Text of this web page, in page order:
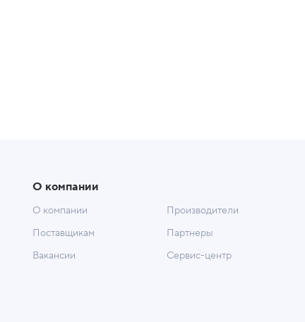
О компании
О компании
Поставщикам
Вакансии
Производители
Партнеры
Сервис-центр